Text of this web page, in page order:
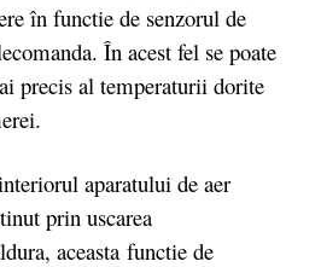
în functie de senzorul de
În acest fel se poate
precis al temperaturii dorite
aparatului de aer
prin uscarea
aceasta functie de